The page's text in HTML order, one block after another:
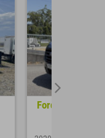
Ford TRANSIT